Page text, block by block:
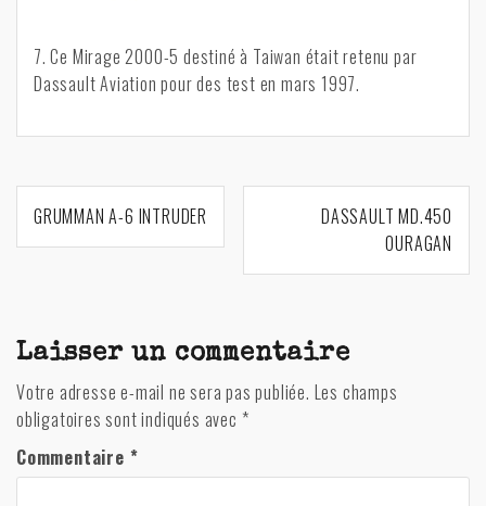
7. Ce Mirage 2000-5 destiné à Taiwan était retenu par
Dassault Aviation pour des test en mars 1997.
Navigation
de
GRUMMAN A-6 INTRUDER
DASSAULT MD.450
OURAGAN
Laisser un commentaire
Votre adresse e-mail ne sera pas publiée. Les champs
obligatoires sont indiqués avec *
Commentaire *